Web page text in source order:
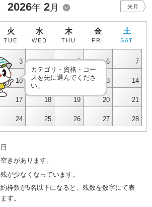
2026年 2月 来月
火
TUE
水
WED
木
THU
金
FRI
土
SAT
3 4 5 6 7
10 11 12 13 14
17 18 19 20 21
24 25 26 27 28
カテゴリ・資格・コー
スを先に選んでくださ
い。
きがあります。
が少なくなっています。
約枠数が5名以下になると、残数を数字にて表
す。